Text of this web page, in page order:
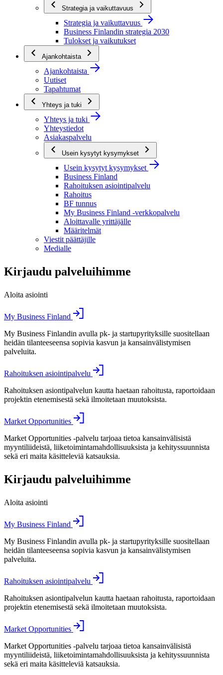
Strategia ja vaikuttavuus
Strategia ja vaikuttavuus
Business Finlandin strategia 2030
Tulokset ja vaikutukset
Ajankohtaista
Ajankohtaista
Uutiset
Tapahtumat
Yhteys ja tuki
Yhteys ja tuki
Yhteystiedot
Asiakaspalvelu
Usein kysytyt kysymykset
Usein kysytyt kysymykset
Business Finland
Rahoituksen asiointipalvelu
Rahoitus
BF tunnus
My Business Finland -verkkopalvelu
Aloittavalle yrittäjälle
Määritelmät
Viestit päättäjille
Medialle
Kirjaudu palveluihimme
Aloita asiointi
My Business Finland
My Business Finlandin avulla pk- ja startupyrityksille suositellaan
heidän tilanteeseensa sopivia kasvun ja kansainvälistymisen
palveluita.
Rahoituksen asiointipalvelu
Rahoituksen asiontipalvelun kautta haetaan rahoitusta, raportoidaan
projektin etenemisestä sekä ilmoitetaan muutoksista.
Market Opportunities
Market Opportunities -palvelu tarjoaa tietoa kansainvälisistä
myyntiliideistä, liiketoimintamahdollisuuksista ja kehityssuunnista
sekä eri maita käsitteleviä katsauksia.
Kirjaudu palveluihimme
Aloita asiointi
My Business Finland
My Business Finlandin avulla pk- ja startupyrityksille suositellaan
heidän tilanteeseensa sopivia kasvun ja kansainvälistymisen
palveluita.
Rahoituksen asiointipalvelu
Rahoituksen asiontipalvelun kautta haetaan rahoitusta, raportoidaan
projektin etenemisestä sekä ilmoitetaan muutoksista.
Market Opportunities
Market Opportunities -palvelu tarjoaa tietoa kansainvälisistä
myyntiliideistä, liiketoimintamahdollisuuksista ja kehityssuunnista
sekä eri maita käsitteleviä katsauksia.